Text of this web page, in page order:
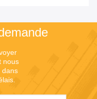
nous
dans